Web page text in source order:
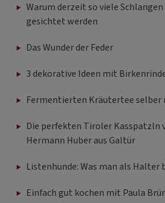
Warum derzeit so viele
gesichtet werden
Das Wunder der Feder
3 dekorative Ideen mit
Fermentierten Kräutertee selber
Die perfekten Tiroler Kasspatzln
Hermann Huber aus Galtür
Listenhunde: Was man als
Einfach gut kochen mit Paula